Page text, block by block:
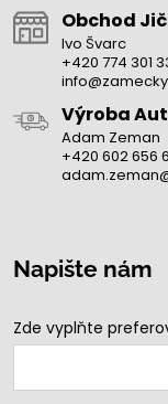
Obchod
Ivo Švarc
+420 774 301
Výroba
Adam Zeman
+420 602 656
Napište nám
Zde vyplňte